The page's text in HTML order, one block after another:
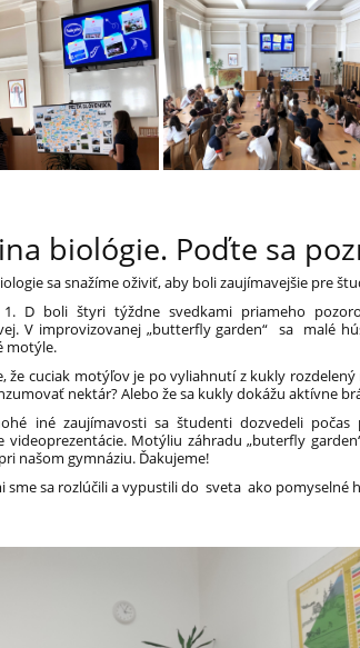
biológie. Poďte sa
sa snažíme oživiť, aby boli zaujímavejšie pre
1. D boli štyri týždne svedkami priameho
V improvizovanej „butterfly garden“ sa malé
motýle.
že cuciak motýľov je po vyliahnutí z kukly
nektár? Alebo že sa kukly dokážu aktívne
iné zaujímavosti sa študenti dozvedeli
videoprezentácie. Motýliu záhradu „buterfly
našom gymnáziu. Ďakujeme!
sme sa rozlúčili a vypustili do sveta ako pomyselné